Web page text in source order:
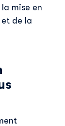
du
Vous
plus de
mise en
de la